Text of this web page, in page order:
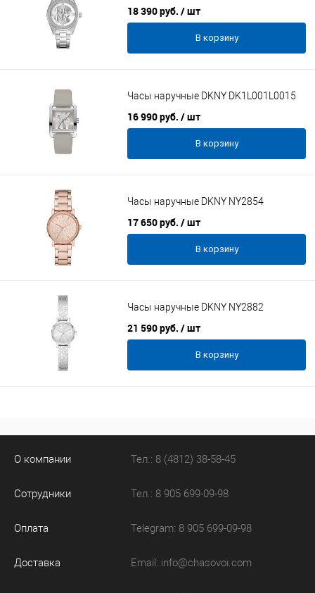
18 390 руб. / шт
В корзину
Часы наручные DKNY DK1L001L0015
16 990 руб. / шт
В корзину
Часы наручные DKNY NY2854
17 650 руб. / шт
В корзину
Часы наручные DKNY NY2882
21 590 руб. / шт
В корзину
О компании
Сотрудники
Оплата
Доставка
Тел.: 8 (4812) 38-58-45
Тел.: 8 905 699-09-98
Telegram: 8 905 699-09-98
Email: info@chasovoi.com